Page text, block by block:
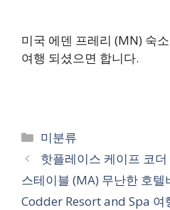
미국 에덴 프레리 (MN) 숙
여행 되셨으면 합니다.
카
테
고
리
미분류
핫플레이스 케이프 코
스테이블 (MA) 무난한 호텔
Codder Resort and Spa 여